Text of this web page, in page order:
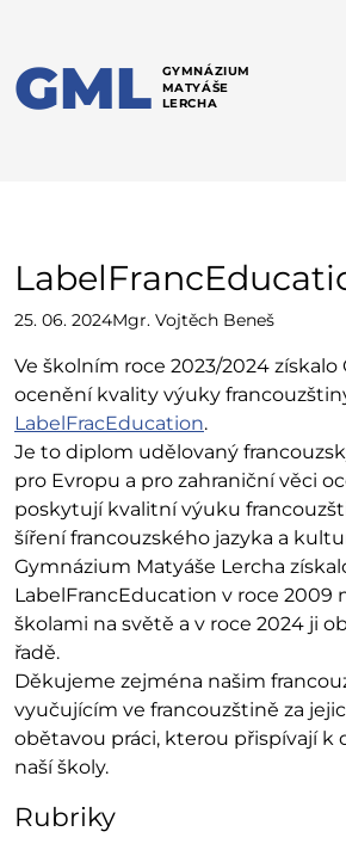
GML GYMNÁZIUM
MATYÁŠE
LERCHA
25. 06. 2024Mgr. Vojtěch Beneš
Ve školním roce 2023/2024 získalo
ocenění kvality výuky
LabelFracEducation.
Je to diplom udělovaný
pro Evropu a pro zahraniční věci
poskytují kvalitní výuku
šíření francouzského jazyka a
Gymnázium Matyáše Lercha
LabelFrancEducation v roce 2009
školami na světě a v roce 2024 ji
řadě.
Děkujeme zejména našim
vyučujícím ve francouzštině za
obětavou práci, kterou přispívají k
naší školy.
Rubriky